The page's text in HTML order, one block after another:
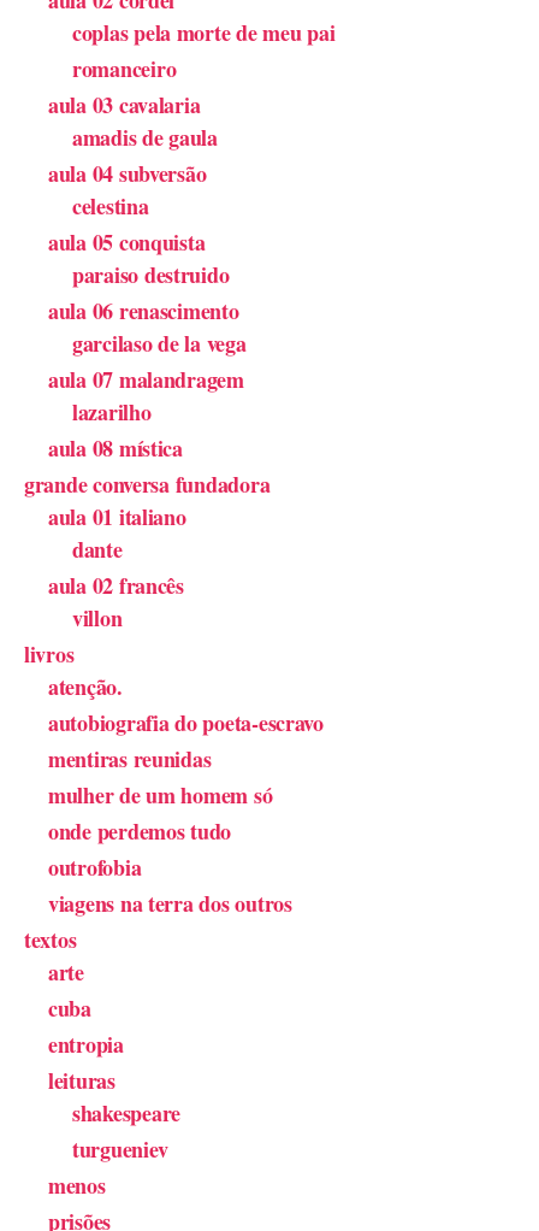
coplas pela morte de meu pai
romanceiro
aula 03 cavalaria
amadis de gaula
aula 04 subversão
celestina
aula 05 conquista
paraiso destruido
aula 06 renascimento
garcilaso de la vega
aula 07 malandragem
lazarilho
aula 08 mística
grande conversa fundadora
aula 01 italiano
dante
aula 02 francês
villon
livros
atenção.
autobiografia do poeta-escravo
mentiras reunidas
mulher de um homem só
onde perdemos tudo
outrofobia
viagens na terra dos outros
textos
arte
cuba
entropia
leituras
shakespeare
turgueniev
menos
prisões